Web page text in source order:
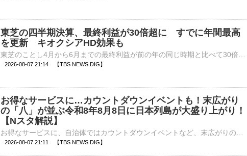
東芝の四半期決算、最終利益が30倍超に すでに年間最高
を更新 キオクシアHD効果も
2026-08-07 21:14 【TBS NEWS DIG】
お得なサービスに…カウントダウンイベントも！末広がり
の「八」が並ぶ令和8年8月8日に日本列島が大盛り上がり！
【Nスタ解説】
2026-08-07 21:11 【TBS NEWS DIG】